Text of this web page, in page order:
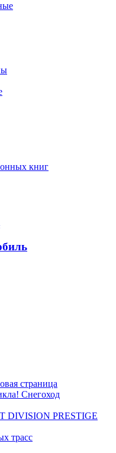
книг
страница
Снегоход
DIVISION PRESTIGE
трасс